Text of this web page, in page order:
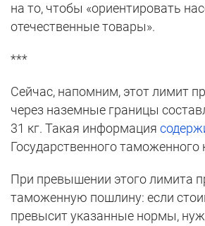
на то, чтобы «ориентировать
отечественные товары».
***
Сейчас, напомним, этот лимит
через наземные границы
31 кг. Такая информация
Государственного таможенного
При превышении этого лимита
таможенную пошлину: если
превысит указанные нормы,